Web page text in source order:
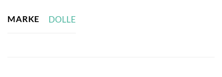
MARKE DOLLE